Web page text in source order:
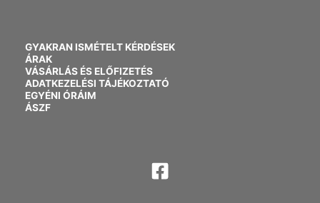
GYAKRAN ISMÉTELT KÉRDÉSEK
ÁRAK
VÁSÁRLÁS ÉS ELŐFIZETÉS
ADATKEZELÉSI TÁJÉKOZTATÓ
EGYÉNI ÓRÁIM
ÁSZF